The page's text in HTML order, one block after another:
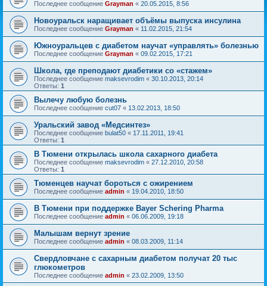
Последнее сообщение Grayman « 20.05.2015, 8:56
Новоуральск наращивает объёмы выпуска инсулина
Последнее сообщение Grayman « 11.02.2015, 21:54
Южноуральцев с диабетом научат «управлять» болезнью
Последнее сообщение Grayman « 09.02.2015, 17:21
Школа, где преподают диабетики со «стажем»
Последнее сообщение maksevrodim « 30.10.2013, 20:14
Ответы: 1
Вылечу любую болезнь
Последнее сообщение cut07 « 13.02.2013, 18:50
Уральский завод «Медсинтез»
Последнее сообщение bulat50 « 17.11.2011, 19:41
Ответы: 1
В Тюмени открылась школа сахарного диабета
Последнее сообщение maksevrodim « 27.12.2010, 20:58
Ответы: 1
Тюменцев научат бороться с ожирением
Последнее сообщение admin « 19.04.2010, 18:50
В Тюмени при поддержке Bayer Schering Pharma
Последнее сообщение admin « 06.06.2009, 19:18
Малышам вернут зрение
Последнее сообщение admin « 08.03.2009, 11:14
Свердловчане с сахарным диабетом получат 20 тыс
глюкометров
Последнее сообщение admin « 23.02.2009, 13:50